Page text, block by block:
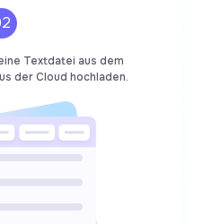
Textdatei aus dem
der Cloud hochladen.